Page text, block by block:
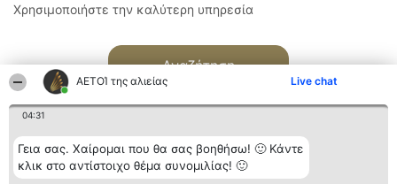
ΑΕΤΟΊ της αλιείας Live chat
04:31
Γεια σας. Χαίρομαι που θα σας βοηθήσω! 🙂 Κάντε
κλικ στο αντίστοιχο θέμα συνομιλίας! 🙂
Χρησιμοποιήστε την καλύτερη υπηρεσία
Αναζήτηση